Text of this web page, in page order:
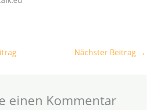
Nächster Beitrag →
einen Kommentar